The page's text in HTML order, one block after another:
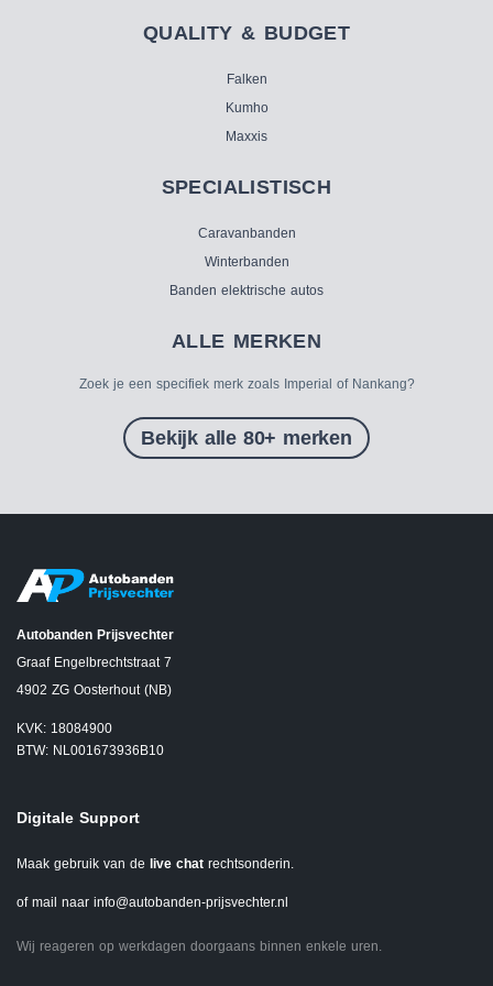
QUALITY & BUDGET
Falken
Kumho
Maxxis
SPECIALISTISCH
Caravanbanden
Winterbanden
Banden elektrische autos
ALLE MERKEN
Zoek je een specifiek merk zoals Imperial of Nankang?
Bekijk alle 80+ merken
Autobanden Prijsvechter
Graaf Engelbrechtstraat 7
4902 ZG Oosterhout (NB)
KVK: 18084900
BTW: NL001673936B10
Digitale Support
Maak gebruik van de live chat rechtsonderin.
of mail naar info@autobanden-prijsvechter.nl
Wij reageren op werkdagen doorgaans binnen enkele uren.